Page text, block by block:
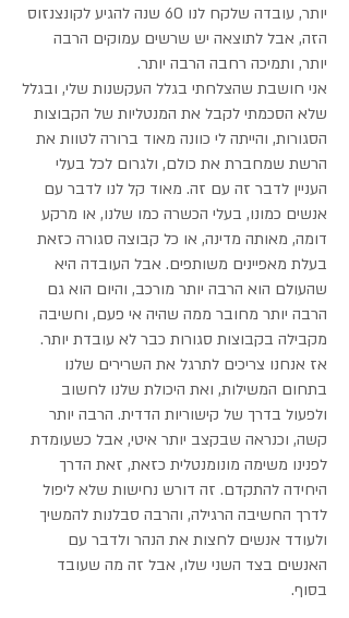
יותר, עובדה שלקח לנו 60 שנה להגיע לקונצנזוס
הזה, אבל לתוצאה יש שרשים עמוקים הרבה
יותר, ותמיכה רחבה הרבה יותר.
אני חושבת שהצלחתי בגלל העקשנות שלי, ובגלל
שלא הסכמתי לקבל את המנטליות של הקבוצות
הסגורות, והייתה לי כוונה מאוד ברורה לטוות את
הרשת שמחברת את כולם, ולגרום לכל בעלי
העניין לדבר זה עם זה. מאוד קל לנו לדבר עם
אנשים כמונו, בעלי הכשרה כמו שלנו, או מרקע
דומה, מאותה מדינה, או כל קבוצה סגורה כזאת
בעלת מאפיינים משותפים. אבל העובדה היא
שהעולם הוא הרבה יותר מורכב, והיום הוא גם
הרבה יותר מחובר ממה שהיה אי פעם, וחשיבה
מקבילה בקבוצות סגורות כבר לא עובדת יותר.
אז אנחנו צריכים לתרגל את השרירים שלנו
בתחום המשילות, ואת היכולת שלנו לחשוב
ולפעול בדרך של קישוריות הדדית. הרבה יותר
קשה, וכנראה שבקצב יותר איטי, אבל כשעומדת
לפנינו משימה מונומנטלית כזאת, זאת הדרך
היחידה להתקדם. זה דורש נחישות שלא ליפול
לדרך החשיבה הרגילה, והרבה סבלנות להמשיך
ולעודד אנשים לחצות את הנהר ולדבר עם
האנשים בצד השני שלו, אבל זה מה שעובד
בסוף.